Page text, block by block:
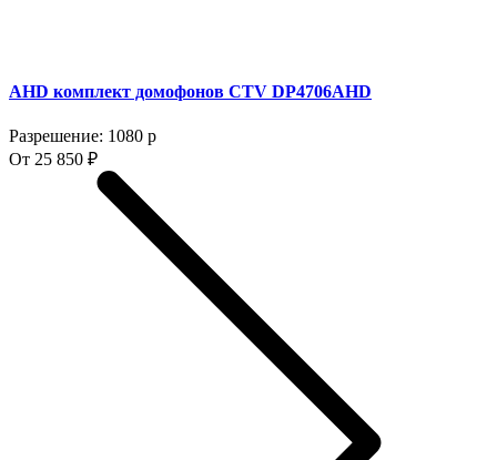
AHD комплект домофонов CTV DP4706AHD
Разрешение: 1080 p
От 25 850 ₽